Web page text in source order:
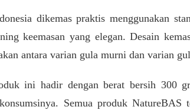
dikemas praktis menggunakan
keemasan yang elegan. Desain
antara varian gula murni dan varian
ini hadir dengan berat bersih 300
Semua produk NatureBAS